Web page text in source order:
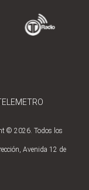
© 2026. Todos los
Avenida 12 de